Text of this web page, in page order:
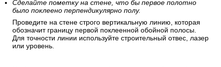
Сделайте пометку на стене, что бы первое полотно
было поклеено перпендикулярно полу.
Проведите на стене строго вертикальную линию, которая
обозначит границу первой поклеенной обойной полосы.
Для точности линии используйте строительный отвес, лазер
или уровень.